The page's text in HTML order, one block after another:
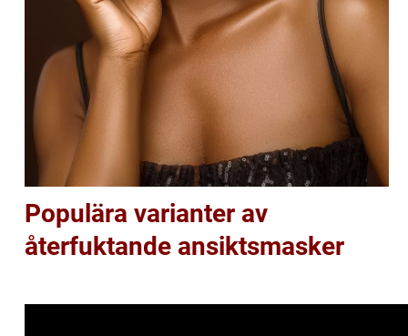
Populära varianter av
återfuktande ansiktsmasker